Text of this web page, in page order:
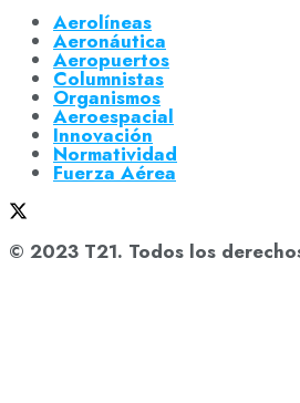
Aerolíneas
Aeronáutica
Aeropuertos
Columnistas
Organismos
Aeroespacial
Innovación
Normatividad
Fuerza Aérea
© 2023 T21. Todos los